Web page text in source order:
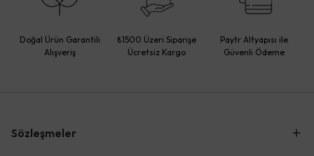
Doğal Ürün Garantili
Alışveriş
₺1500 Üzeri Siparişe
Ücretsiz Kargo
Paytr Altyapısı ile
Güvenli Ödeme
Sözleşmeler